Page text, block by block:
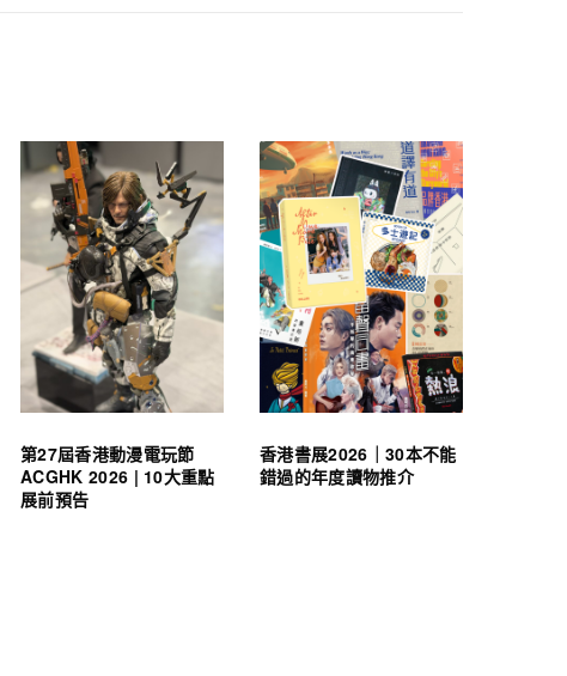
第27屆香港動漫電玩節
ACGHK 2026 | 10大重點
展前預告
香港書展2026｜30本不能
錯過的年度讀物推介